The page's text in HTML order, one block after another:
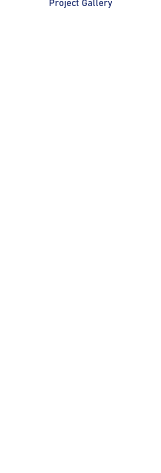
Project Gallery